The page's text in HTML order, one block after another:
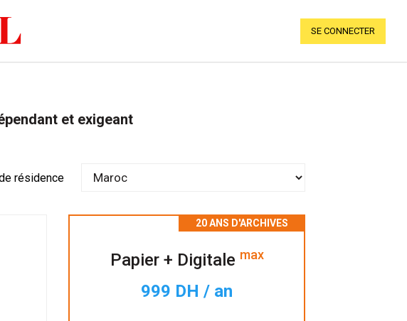
SE CONNECTER
et exigeant
résidence
Papier + Digitale max
999 DH / an